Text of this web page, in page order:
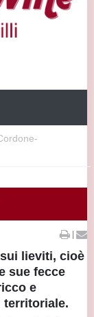
|
lieviti, cioè
sue fecce
e
territoriale.